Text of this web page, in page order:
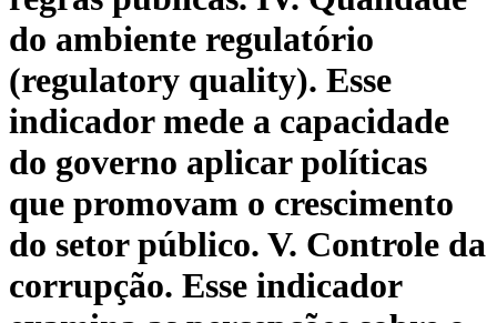
do ambiente regulatório
(regulatory quality). Esse
indicador mede a capacidade
do governo aplicar políticas
que promovam o crescimento
do setor público. V. Controle da
corrupção. Esse indicador